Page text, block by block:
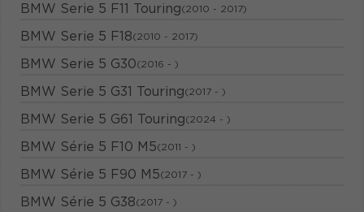
BMW Serie 5 F11 Touring(2010 - 2017)
BMW Serie 5 F18(2010 - 2017)
BMW Serie 5 G30(2016 - )
BMW Serie 5 G31 Touring(2017 - )
BMW Serie 5 G61 Touring(2024 - )
BMW Série 5 F10 M5(2011 - )
BMW Série 5 F90 M5(2017 - )
BMW Série 5 G38(2017 - )